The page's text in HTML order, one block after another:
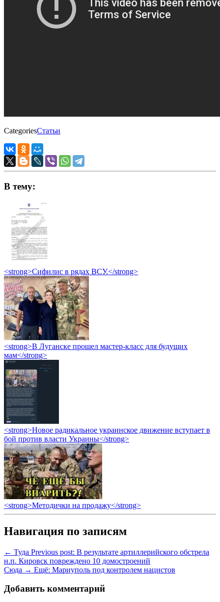
CategoriesСтатьи
В тему:
<strong>Сифилис в рядах ВСУ.</strong>
<strong>В Луганске прошел мастер-класс для будущих
мам</strong>
<strong>Новое радикальное украинское движение вступает в
бой против власти Украины</strong>
<strong>Методички на продажу</strong>
Навигация по записям
← Туда Previous post: В результате артиллерийского обстрела
н.п. Кировск повреждено 10 домостроений
Сюда → Ещё: Мариуполь под контролем нацистов
Добавить комментарий